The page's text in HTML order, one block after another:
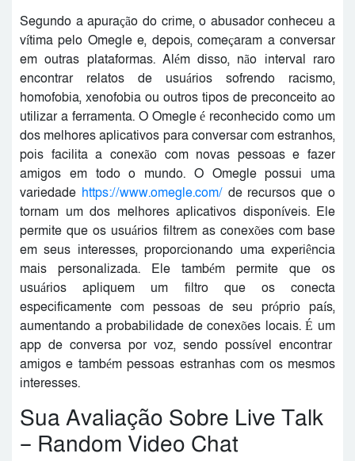
Segundo a apuração do crime, o abusador conheceu a
vítima pelo Omegle e, depois, começaram a conversar
em outras plataformas. Além disso, não interval raro
encontrar relatos de usuários sofrendo racismo,
homofobia, xenofobia ou outros tipos de preconceito ao
utilizar a ferramenta. O Omegle é reconhecido como um
dos melhores aplicativos para conversar com estranhos,
pois facilita a conexão com novas pessoas e fazer
amigos em todo o mundo. O Omegle possui uma
variedade https://www.omegle.com/de recursos que o
tornam um dos melhores aplicativos disponíveis. Ele
permite que os usuários filtrem as conexões com base
em seus interesses, proporcionando uma experiência
mais personalizada. Ele também permite que os
usuários apliquem um filtro que os conecta
especificamente com pessoas de seu próprio país,
aumentando a probabilidade de conexões locais. É um
app de conversa por voz, sendo possível encontrar
amigos e também pessoas estranhas com os mesmos
interesses.
Sua Avaliação Sobre Live Talk
– Random Video Chat